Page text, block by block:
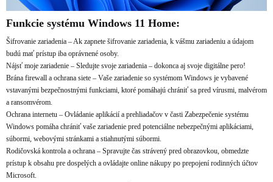
Funkcie systému Windows 11 Home:
Šifrovanie zariadenia – Ak zapnete šifrovanie zariadenia, k vášmu zariadeniu a údajom
budú mať prístup iba oprávnené osoby.
Nájsť moje zariadenie – Sledujte svoje zariadenia – dokonca aj svoje digitálne pero!
Brána firewall a ochrana siete – Vaše zariadenie so systémom Windows je vybavené
vstavanými bezpečnostnými funkciami, ktoré pomáhajú chrániť sa pred vírusmi, malvérom
a ransomvérom.
Ochrana internetu – Ovládanie aplikácií a prehliadačov v časti Zabezpečenie systému
Windows pomáha chrániť vaše zariadenie pred potenciálne nebezpečnými aplikáciami,
súbormi, webovými stránkami a stiahnutými súbormi.
Rodičovská kontrola a ochrana – Spravujte čas strávený pred obrazovkou, obmedzte
prístup k obsahu pre dospelých a ovládajte online nákupy po prepojení rodinných účtov
Microsoft.